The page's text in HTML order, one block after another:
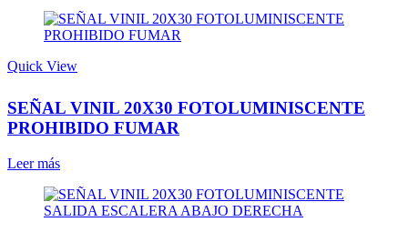
Quick View
SEÑAL VINIL 20X30 FOTOLUMINISCENTE
PROHIBIDO FUMAR
Leer más